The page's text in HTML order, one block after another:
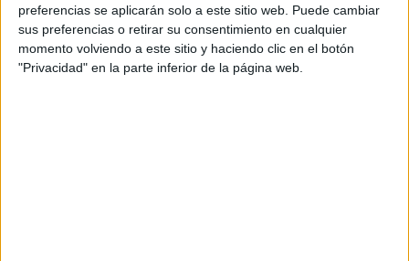
preferencias se aplicarán solo a este sitio web. Puede cambiar
sus preferencias o retirar su consentimiento en cualquier
momento volviendo a este sitio y haciendo clic en el botón
"Privacidad" en la parte inferior de la página web.